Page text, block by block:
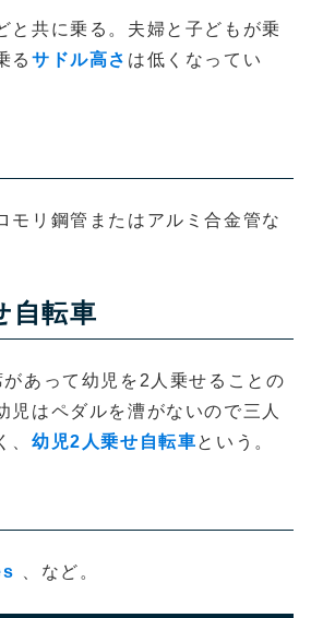
と共に乗る。夫婦と子どもが乗
るサドル高さ は低くなってい
モリ鋼管またはアルミ合金管な
自転車
あって幼児を2人乗せることの
児はペダルを漕がないので三人
、 幼児2人乗せ自転車という。
、など。